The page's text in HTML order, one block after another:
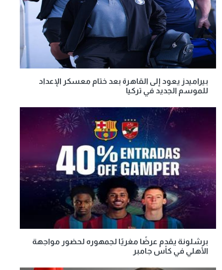
بيراميدز يعود إلى القاهرة بعد ختام معسكر الإعداد
للموسم الجديد في تركيا
برشلونة يقدم عرضًا مغريًا لجمهوره لحضور مواجهة
الأهلي في كأس جامبر